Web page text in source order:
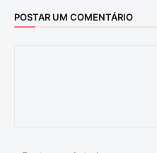
POSTAR UM COMENTÁRIO